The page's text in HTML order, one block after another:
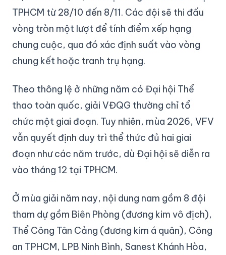
TPHCM từ 28/10 đến 8/11. Các đội sẽ thi đấu
vòng tròn một lượt để tính điểm xếp hạng
chung cuộc, qua đó xác định suất vào vòng
chung kết hoặc tranh trụ hạng.
Theo thông lệ ở những năm có Đại hội Thể
thao toàn quốc, giải VĐQG thường chỉ tổ
chức một giai đoạn. Tuy nhiên, mùa 2026, VFV
vẫn quyết định duy trì thể thức đủ hai giai
đoạn như các năm trước, dù Đại hội sẽ diễn ra
vào tháng 12 tại TPHCM.
Ở mùa giải năm nay, nội dung nam gồm 8 đội
tham dự gồm Biên Phòng (đương kim vô địch),
Thể Công Tân Cảng (đương kim á quân), Công
an TPHCM, LPB Ninh Bình, Sanest Khánh Hòa,